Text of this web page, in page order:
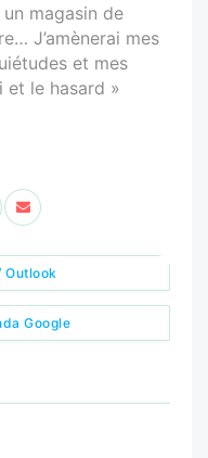
magasin de
J’amènerai mes
et mes
et le hasard »
Google
Outlook